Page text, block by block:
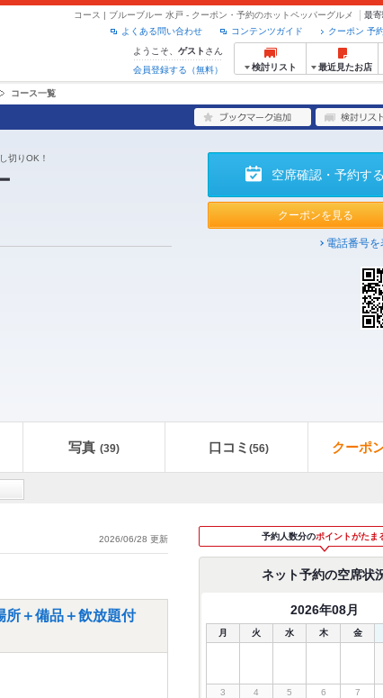
コース | ブルーブルー 水戸 - クーポン・予約のホットペッパーグルメ 最寄
クーポン 予
コンテンツガイド
よくある問い合わせ
ようこそ、 ゲスト さん
会員登録する（無料）
検討リスト 最近見たお店
コース一覧
切りOK！
空席確認・予約する
クーポンを見る
電話番号を
写真 (39) 口コミ (56) クーポ
2026/06/28 更新
＋備品＋飲放題付
予約人数分のポイントがたま
ネット予約の空席状
2026年08月
月 火 水 木 金
3 4 5
6
7